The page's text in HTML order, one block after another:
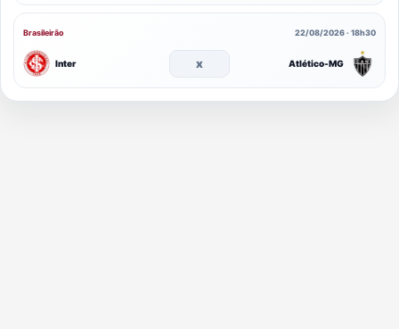
Brasileirão 22/08/2026 · 18h30
Inter x Atlético-MG